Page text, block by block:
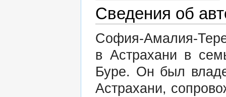
Сведения об
София-Амалия-
в Астрахани в
Буре. Он был
Астрахани,